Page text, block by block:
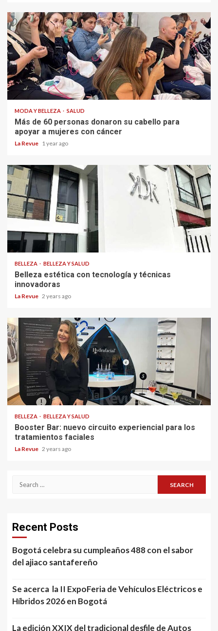
MODA Y BELLEZA SALUD
Más de 60 personas donaron su cabello para
apoyar a mujeres con cáncer
La Revue 1 year ago
BELLEZA BELLEZA Y SALUD
Belleza estética con tecnología y técnicas
innovadoras
La Revue 2 years ago
BELLEZA BELLEZA Y SALUD
Booster Bar: nuevo circuito experiencial para los
tratamientos faciales
La Revue 2 years ago
Search
Recent Posts
Bogotá celebra su cumpleaños 488 con el sabor
del ajiaco santafereño
Se acerca la II ExpoFeria de Vehículos Eléctricos e
Híbridos 2026 en Bogotá
La edición XXIX del tradicional desfile de Autos